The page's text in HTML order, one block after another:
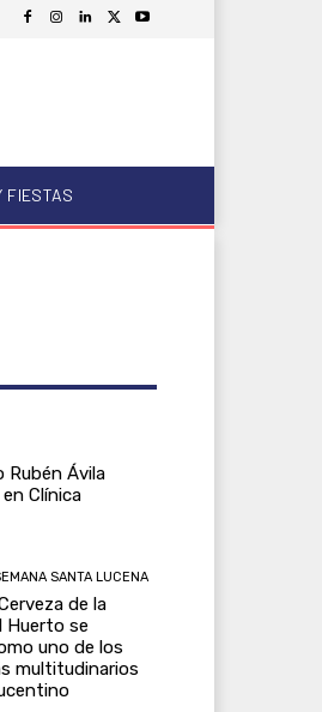
FIESTAS
Rubén Ávila
Clínica
SANTA LUCENA
de la
Huerto se
uno de los
multitudinarios